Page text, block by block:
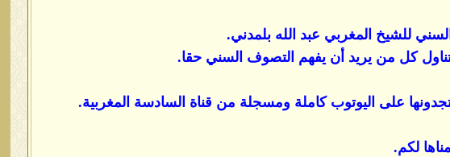
للشيخ المغربي عبد الله بلمدني.
كل من يريد أن يفهم التصوف السني حقا.
على اليوتوب كاملة ومسجلة من قناة السادسة المغربية.
لكم.